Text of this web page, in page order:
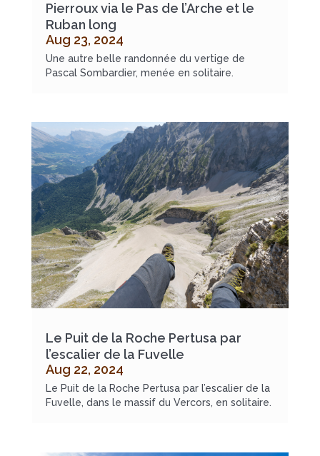
Pierroux via le Pas de l’Arche et le
Ruban long
Aug 23, 2024
Une autre belle randonnée du vertige de
Pascal Sombardier, menée en solitaire.
Le Puit de la Roche Pertusa par
l’escalier de la Fuvelle
Aug 22, 2024
Le Puit de la Roche Pertusa par l’escalier de la
Fuvelle, dans le massif du Vercors, en solitaire.